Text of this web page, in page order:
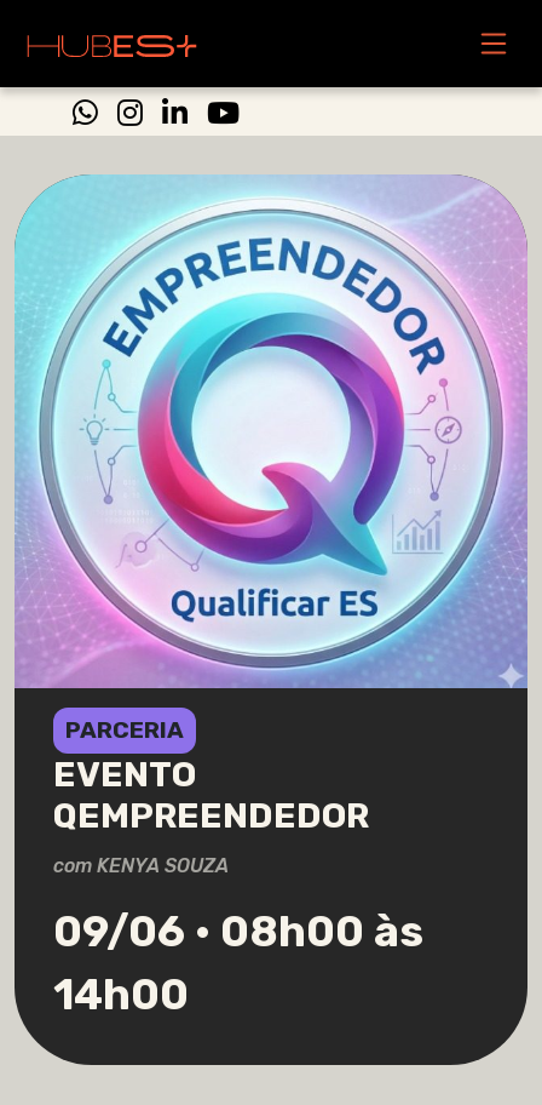
PARCERIA
EVENTO
QEMPREENDEDOR
com KENYA SOUZA
09/06 • 08h00 às
14h00